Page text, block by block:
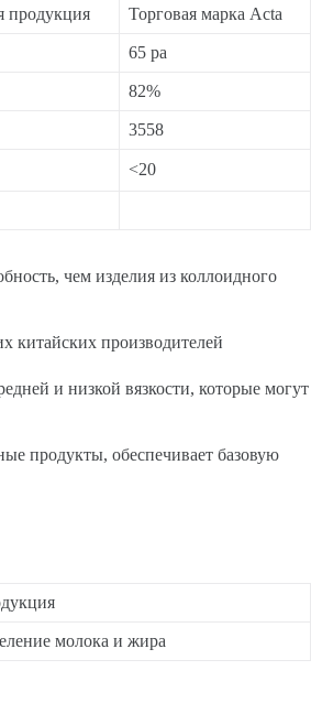
продукция Торговая марка Acta
65 pa
82%
3558
<20
чем изделия из коллоидного
китайских производителей
и низкой вязкости, которые могут
продукты, обеспечивает базовую
молока и жира